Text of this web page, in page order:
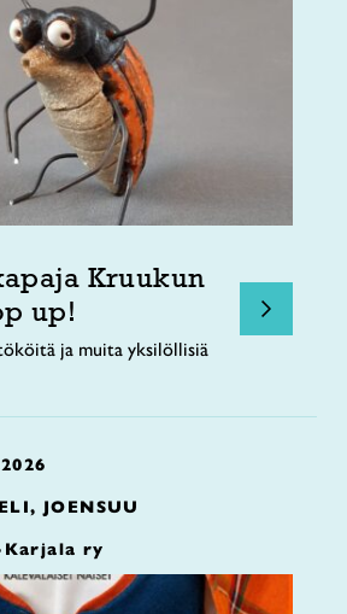
Kruukun
up!
ja muita yksilöllisiä
JOENSUU
ry